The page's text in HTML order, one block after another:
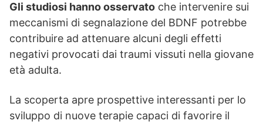
Gli studiosi hanno osservato che intervenire sui
meccanismi di segnalazione del BDNF potrebbe
contribuire ad attenuare alcuni degli effetti
negativi provocati dai traumi vissuti nella giovane
età adulta.
La scoperta apre prospettive interessanti per lo
sviluppo di nuove terapie capaci di favorire il